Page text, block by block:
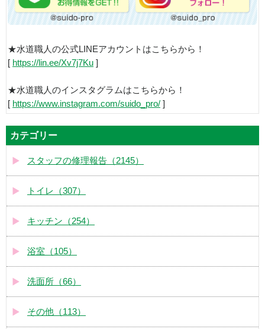
★水道職人の公式LINEアカウントはこちらから！
[ https://lin.ee/Xv7j7Ku ]
★水道職人のインスタグラムはこちらから！
[ https://www.instagram.com/suido_pro/ ]
カテゴリー
スタッフの修理報告（2145）
トイレ（307）
キッチン（254）
浴室（105）
洗面所（66）
その他（113）